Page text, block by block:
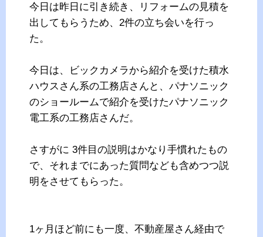
今日は昨日に引き続き、リフォームの見積を
出してもらうため、2件の立ち会いを行っ
た。
今日は、ビックカメラから紹介を受けた積水
ハウスさん系の工務店さんと、パナソニック
のショールームで紹介を受けたパナソニック
電工系の工務店さんだ。
さすがに 3件目の説明はかなり手慣れたもの
で、それまでにあった質問なども含めつつ説
明をさせてもらった。
1ヶ月ほど前にも一度、不動産屋さん経由で